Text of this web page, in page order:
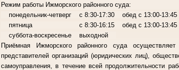
Режим работы Ижморского районного суда:
понедельник-четверг с 8:30-17:30 обед с 13:00-13:45
пятница с 8:30-16:15 обед с 13:00-13:45
суббота-воскресенье выходной
Приёмная Ижморского районного суда
представителей организаций (юридических лиц),
самоуправления, в течение всей продолжительности